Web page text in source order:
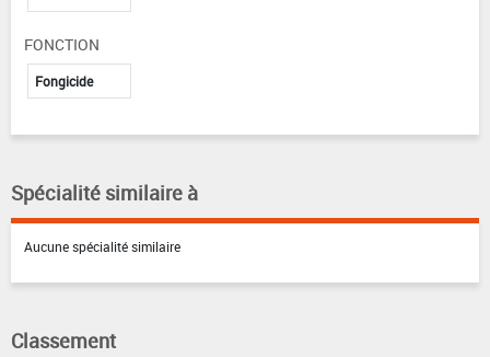
FONCTION
Fongicide
Spécialité similaire à
Aucune spécialité similaire
Classement